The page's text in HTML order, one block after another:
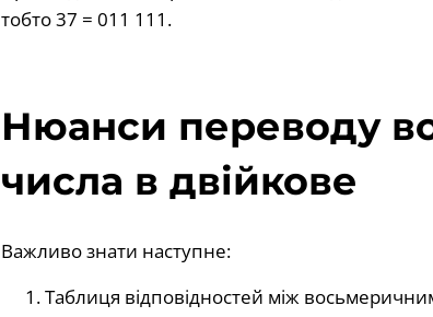
тобто 37 = 011 111.
Нюанси переводу
числа в двійкове
Важливо знати наступне:
Таблиця відповідностей між